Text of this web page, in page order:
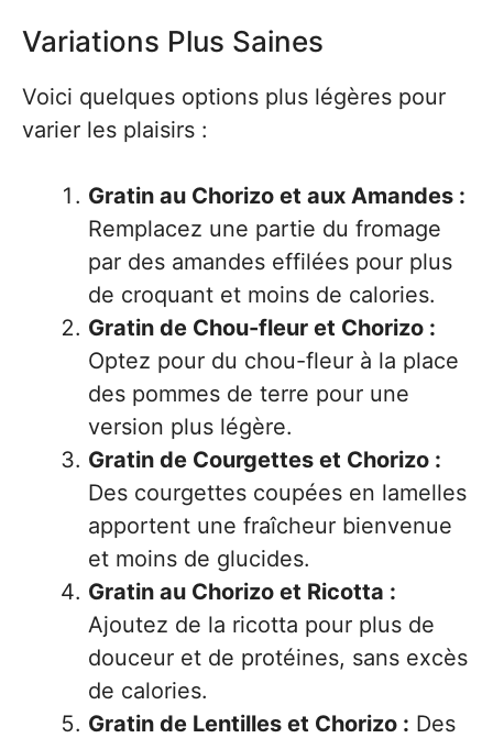
Variations Plus Saines
Voici quelques options plus légères pour
varier les plaisirs :
Gratin au Chorizo et aux Amandes :
Remplacez une partie du fromage
par des amandes effilées pour plus
de croquant et moins de calories.
Gratin de Chou-fleur et Chorizo :
Optez pour du chou-fleur à la place
des pommes de terre pour une
version plus légère.
Gratin de Courgettes et Chorizo :
Des courgettes coupées en lamelles
apportent une fraîcheur bienvenue
et moins de glucides.
Gratin au Chorizo et Ricotta :
Ajoutez de la ricotta pour plus de
douceur et de protéines, sans excès
de calories.
Gratin de Lentilles et Chorizo : Des